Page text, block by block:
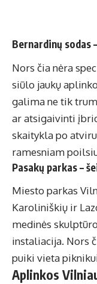
Bernardinų sodas
Nors čia nėra
siūlo jaukų
galima ne tik
ar atsigaivinti
skaitykla po
ramesniam
Pasakų parkas –
Miesto parkas
Karoliniškių ir
medinės
instaliacija. Nors
puiki vieta
Aplinkos